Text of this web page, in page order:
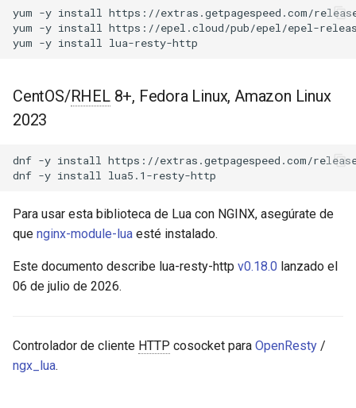
ú
u
d
array-var
auth-pam
auth-radius
auth-totp
bot-verifier
Solicitud transmitida
res.body_reader
res:read_trailers
Utilidad
parse_uri
Obsoleto
Módulos de NGINX de cPanel
EA4 - Convierte ea-nginx en
una potencia de rendimiento y
Soporte HTTP/3 QUIC de
NGINX - Paquetes RPM para
Servidor Web Angie - Instalar
Linux y AlmaLinux
yum -y install
https://extras.getpagespeed.com/
yum -y install
https://epel.cloud/pub/epel/epel-
yum -y install
CentOS/RHEL8+, Fedora Linux, Amazon Linux
2023
dnf -y install
https://extras.getpagespeed.com/
dnf -y install
Para usar esta biblioteca de Lua con NGINX, asegúrate de
que nginx-module-lua esté instalado.
Este documento describe lua-resty-http v0.18.0 lanzado el
06 de julio de 2026.
Controlador de cliente HTTP cosocket para OpenResty /
ngx_lua.